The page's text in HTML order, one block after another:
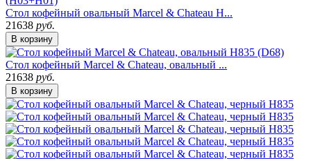
Стол кофейный овальный Marcel & Chateau H...
21638 руб.
В корзину
Стол кофейный Marcel & Chateau, овальный ...
21638 руб.
В корзину